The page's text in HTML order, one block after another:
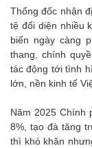
Thống đốc nhận
tệ đối diện nhiều
biến ngày càng
thang, chính
tác động tới tình
lớn, nền kinh tế
Năm 2025 Chính
8%, tạo đà tăng
thì khó khăn